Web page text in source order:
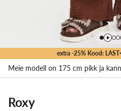
extra -25% Kood: LAST
Meie modell on 175 cm pikk ja
Roxy